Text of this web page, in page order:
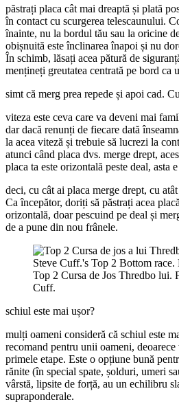
păstrați placa cât mai dreaptă și plată
în contact cu scurgerea telescaunului.
înainte, nu la bordul tău sau la oricine
obișnuită este înclinarea înapoi și nu
În schimb, lăsați acea pătură de
mențineți greutatea centrată pe bord ca
simt că merg prea repede și apoi cad.
viteza este ceva care va deveni mai
dar dacă renunți de fiecare dată
la acea viteză și trebuie să lucrezi la
atunci când placa dvs. merge drept,
placa ta este orizontală peste deal, asta
deci, cu cât ai placa merge drept, cu
Ca începător, doriți să păstrați acea
orizontală, doar pescuind pe deal și
de a pune din nou frânele.
Top 2 Cursa de Jos Thredbo lui.
Cuff.
schiul este mai ușor?
mulți oameni consideră că schiul este
recomand pentru unii oameni,
primele etape. Este o opțiune bună
rănite (în special spate, șolduri, umeri
vârstă, lipsite de forță, au un echilibru
supraponderale.